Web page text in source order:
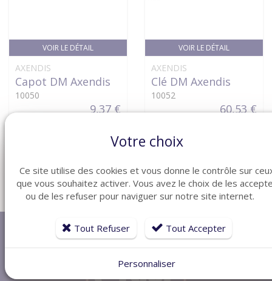
VOIR LE DÉTAIL
AXENDIS
Capot DM Axendis
10050
9,37 €
VOIR LE DÉTAIL
AXENDIS
Clé DM Axendis
10052
60,53 €
Votre choix
Ce site utilise des cookies et vous donne le contrôle sur
que vous souhaitez activer. Vous avez le choix de les
ou de les refuser pour naviguer sur notre site internet.
Tout Refuser Tout Accepter
Personnaliser